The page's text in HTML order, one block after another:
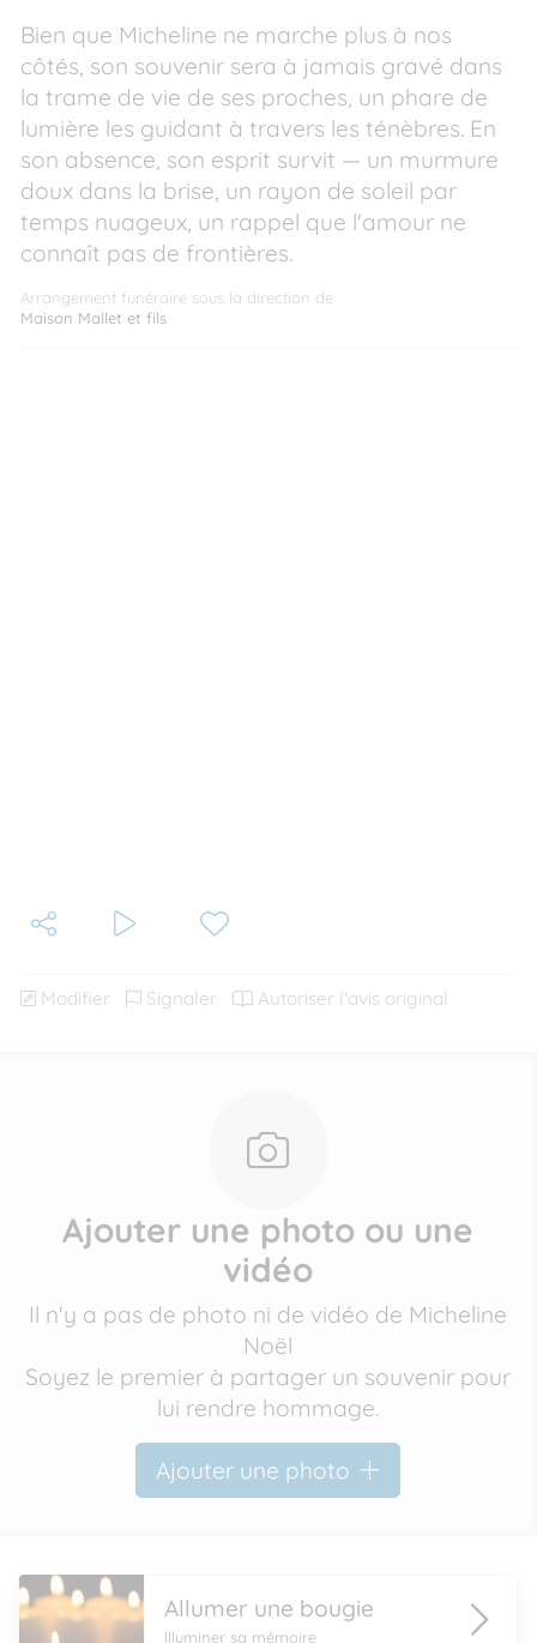
Bien que Micheline ne marche plus à nos
côtés, son souvenir sera à jamais gravé dans
la trame de vie de ses proches, un phare de
lumière les guidant à travers les ténèbres. En
son absence, son esprit survit — un murmure
doux dans la brise, un rayon de soleil par
temps nuageux, un rappel que l'amour ne
connaît pas de frontières.
Arrangement funéraire sous la direction de
Maison Mallet et fils
Modifier Signaler Autoriser l'avis original
Ajouter une photo ou une
vidéo
Il n'y a pas de photo ni de vidéo de Micheline
Noël
Soyez le premier à partager un souvenir pour
lui rendre hommage.
Ajouter une photo
Allumer une bougie
Illuminer sa mémoire